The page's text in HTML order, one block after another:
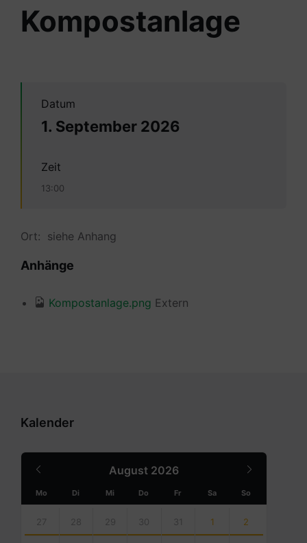
Kompostanlage
Datum
1. September 2026
Zeit
13:00
Ort: siehe Anhang
Anhänge
Kompostanlage.png Extern
Kalender
August 2026
Month
Mo Di Mi Do Fr Sa So
calendar
days
27 28 29 30 31 1 2